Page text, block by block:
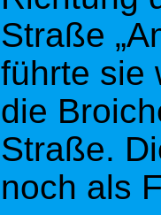
Straße
führte sie
die
Straße.
noch als
Jahre
als
Quelle:
von Resi